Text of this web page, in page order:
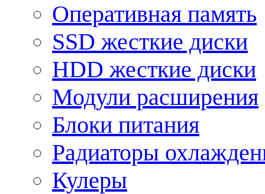
Оперативная память
SSD жесткие диски
HDD жесткие диски
Модули расширения
Блоки питания
Радиаторы
Кулеры